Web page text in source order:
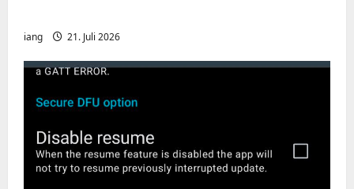
iang 21. Juli 2026